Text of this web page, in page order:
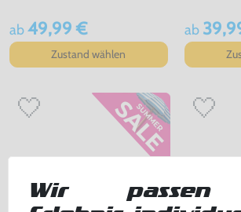
ab49,99 €
Zustand wählen
ab
Wir passen